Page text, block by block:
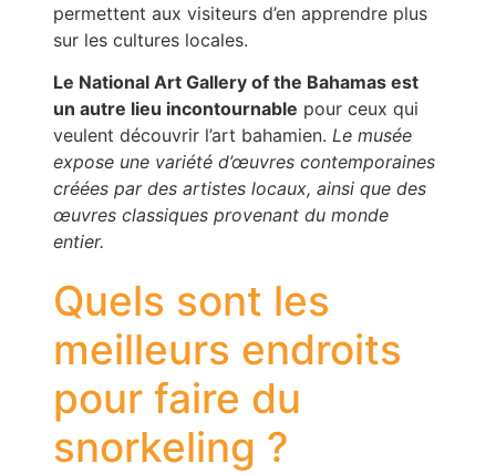
permettent aux visiteurs d’en apprendre plus
sur les cultures locales.
Le National Art Gallery of the Bahamas est
un autre lieu incontournable pour ceux qui
veulent découvrir l’art bahamien. Le musée
expose une variété d’œuvres contemporaines
créées par des artistes locaux, ainsi que des
œuvres classiques provenant du monde
entier.
Quels sont les
meilleurs endroits
pour faire du
snorkeling ?